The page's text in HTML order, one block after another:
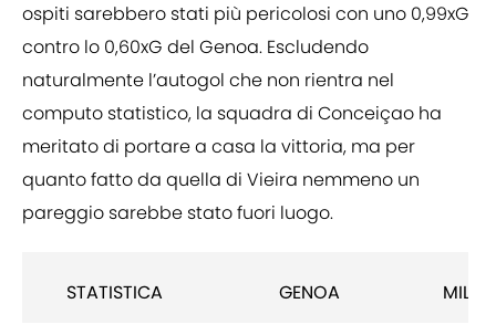
ospiti sarebbero stati più pericolosi con uno 0,99xG
contro lo 0,60xG del Genoa. Escludendo
naturalmente l’autogol che non rientra nel
computo statistico, la squadra di Conceiçao ha
meritato di portare a casa la vittoria, ma per
quanto fatto da quella di Vieira nemmeno un
pareggio sarebbe stato fuori luogo.
STATISTICA GENOA MILAN